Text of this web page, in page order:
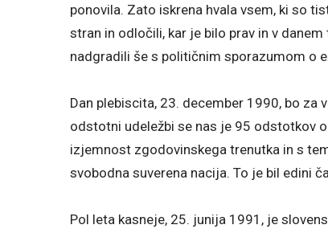
ponovila. Zato iskrena hvala vsem, ki so
stran in odločili, kar je bilo prav in v
nadgradili še s političnim sporazumom o
Dan plebiscita, 23. december 1990, bo za
odstotni udeležbi se nas je 95 odstotkov
izjemnost zgodovinskega trenutka in s
svobodna suverena nacija. To je bil edini
Pol leta kasneje, 25. junija 1991, je